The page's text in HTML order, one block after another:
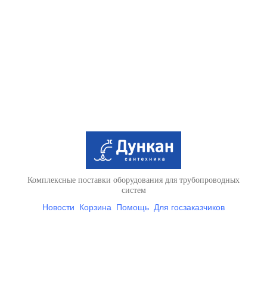
Комплексные поставки оборудования для трубопроводных
систем
Новости Корзина Помощь Для госзаказчиков